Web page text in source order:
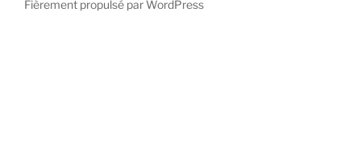
Fièrement propulsé par WordPress